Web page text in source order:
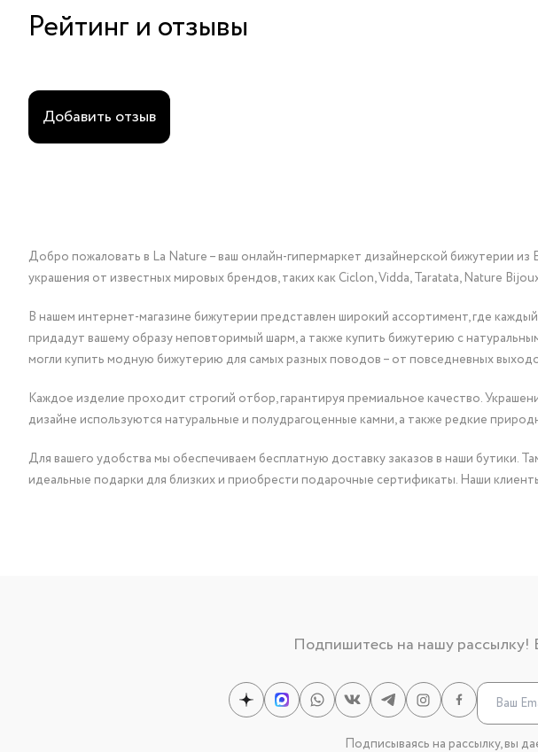
Рейтинг и отзывы
Добавить отзыв
Добро пожаловать в La Nature – ваш онлайн-гипермаркет дизайнерской бижутерии
украшения от известных мировых брендов, таких как Ciclon, Vidda, Taratata, Nature
В нашем интернет-магазине бижутерии представлен широкий ассортимент, где
придадут вашему образу неповторимый шарм, а также купить бижутерию с
могли купить модную бижутерию для самых разных поводов – от повседневных
Каждое изделие проходит строгий отбор, гарантируя премиальное качество.
дизайне используются натуральные и полудрагоценные камни, а также редкие
Для вашего удобства мы обеспечиваем бесплатную доставку заказов в наши бутики.
идеальные подарки для близких и приобрести подарочные сертификаты. Наши
Подпишитесь на нашу рассылку!
Подписываясь на рассылку, вы